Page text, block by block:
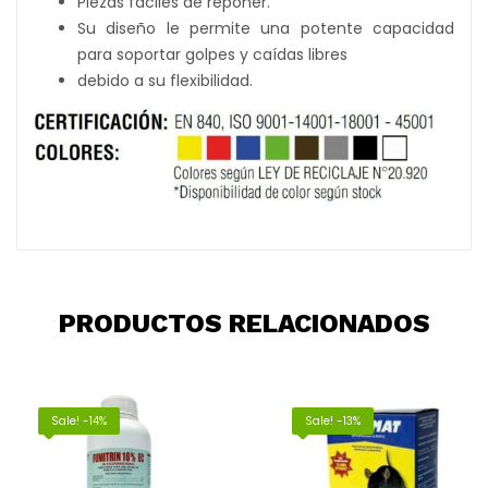
Su diseño le permite una potente capacidad
para soportar golpes y caídas libres
debido a su flexibilidad.
PRODUCTOS RELACIONADOS
Sale! -14% Sale! -13%